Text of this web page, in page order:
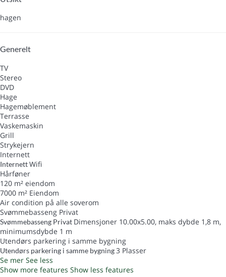
hagen
Generelt
TV
Stereo
DVD
Hage
Hagemøblement
Terrasse
Vaskemaskin
Grill
Strykejern
Internett
InternettWifi
Hårføner
120 m² eiendom
7000 m² Eiendom
Air condition på alle soverom
Svømmebasseng Privat
Svømmebasseng Privat Dimensjoner 10.00x5.00, maks dybde 1,8 m,
minimumsdybde 1 m
Utendørs parkering i samme bygning
Utendørs parkering i samme bygning3 Plasser
Se mer See less
Show more features Show less features